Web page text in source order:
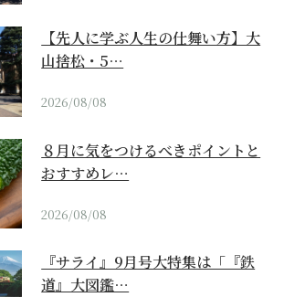
【先人に学ぶ人生の仕舞い方】大
山捨松・5…
2026/08/08
８月に気をつけるべきポイントと
おすすめレ…
2026/08/08
『サライ』9月号大特集は「『鉄
道』大図鑑…